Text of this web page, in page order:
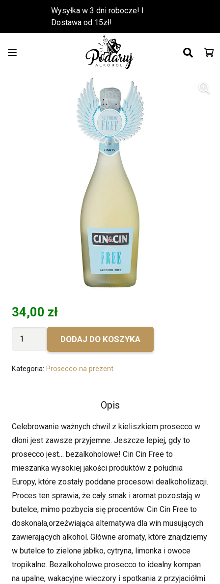
Wysyłka w 3 dni robocze! l
Dostawa od 15zł!
34,00 zł
ilość
Bezalkoholowy
DODAJ DO KOSZYKA
Kategoria: Prosecco na prezent
Opis
Celebrowanie ważnych chwil z kieliszkiem prosecco w
dłoni jest zawsze przyjemne. Jeszcze lepiej, gdy to
prosecco jest… bezalkoholowe! Cin Cin Free to
mieszanka wysokiej jakości produktów z południa
Europy, które zostały poddane procesowi dealkoholizacji.
Proces ten sprawia, że cały smak i aromat pozostają w
butelce, mimo pozbycia się procentów. Cin Cin Free to
doskonała,orzeźwiająca alternatywa dla win musujących
zawierających alkohol. Główne aromaty, które znajdziemy
w butelce to zielone jabłko, cytryna, limonka i owoce
tropikalne. Bezalkoholowe prosecco to idealny kompan
na upalne, wakacyjne wieczory i spotkania z przyjaciółmi.